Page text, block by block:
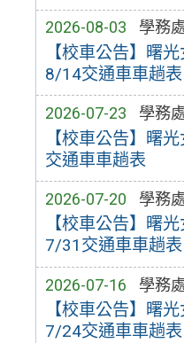
2026-08-03 學務
【校車公告】曙
8/14交通車車趟表
2026-07-23 學務
【校車公告】曙
交通車車趟表
2026-07-20 學務
【校車公告】曙
7/31交通車車趟表
2026-07-16 學務
【校車公告】曙
7/24交通車車趟表